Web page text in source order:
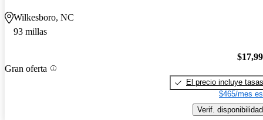
Wilkesboro, NC
93 millas
Gran oferta
El precio incluye tasas
$465/mes
Verif. disponibilidad